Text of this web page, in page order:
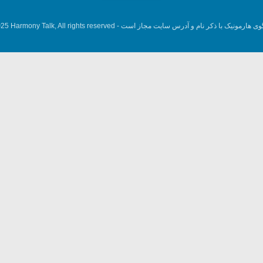
هارمونیک با ذکر نام و آدرس سایت مجاز است - Harmony Talk, All rights reserved.